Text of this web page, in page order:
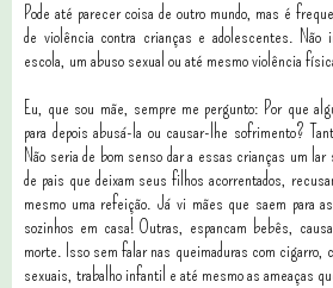
Pode até parecer coisa de outro mundo, mas é
de violência contra crianças e adolescentes.
escola, um abuso sexual ou até mesmo violência
Eu, que sou mãe, sempre me pergunto: Por que
para depois abusá-la ou causar-lhe sofrimento?
Não seria de bom senso dar a essas crianças um
de pais que deixam seus filhos acorrentados,
mesmo uma refeição. Já vi mães que saem para
sozinhos em casa! Outras, espancam bebês,
morte. Isso sem falar nas queimaduras com cigarro,
sexuais, trabalho infantil e até mesmo as ameaças